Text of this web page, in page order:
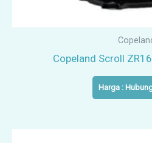
Copeland Scroll
Harga :